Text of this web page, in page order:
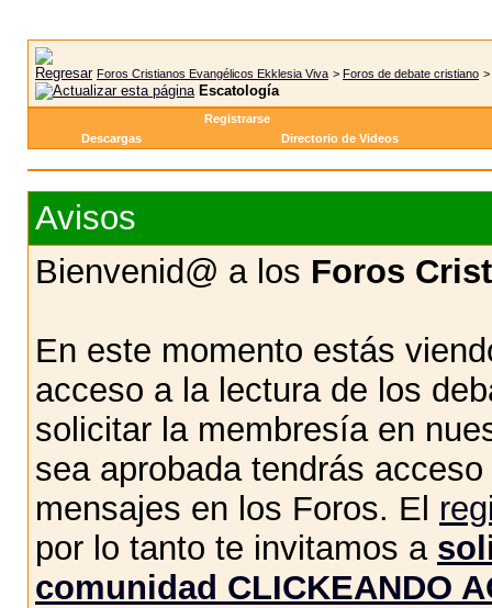
Foros Cristianos Evangélicos Ekklesia Viva > Foros de debate cristiano >
Escatología
Registrarse
Descargas
Directorio de Videos
Avisos
Bienvenid@ a los Foros
En este momento estás
acceso a la lectura de los
solicitar la membresía en
sea aprobada tendrás
mensajes en los Foros. El
por lo tanto te invitamos a
comunidad CLICKEANDO